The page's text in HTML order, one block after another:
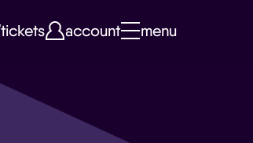
tickets account menu